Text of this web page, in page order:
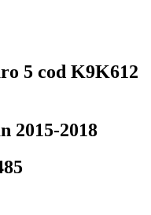
5 cod K9K612
2018